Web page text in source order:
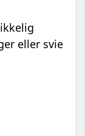
eller svie